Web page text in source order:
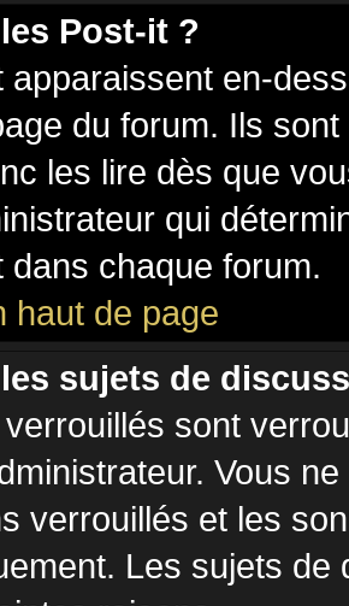
Post-it ?
apparaissent en-
du forum. Ils
les lire dès que
qui
dans chaque forum.
haut de page
sujets de
sont
Vous
verrouillés et les
Les sujets